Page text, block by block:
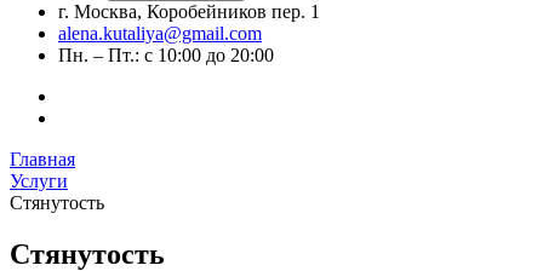
г. Москва, Коробейников пер. 1
alena.kutaliya@gmail.com
Пн. – Пт.: с 10:00 до 20:00
Главная
Услуги
Стянутость
Стянутость